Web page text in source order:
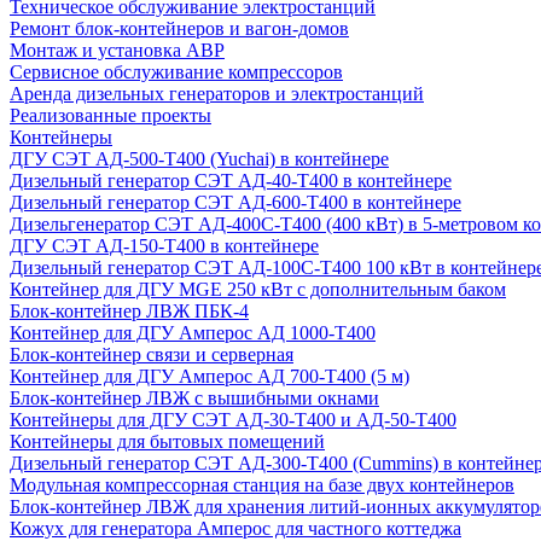
Техническое обслуживание электростанций
Ремонт блок-контейнеров и вагон-домов
Монтаж и установка АВР
Сервисное обслуживание компрессоров
Аренда дизельных генераторов и электростанций
Реализованные проекты
Контейнеры
ДГУ СЭТ АД-500-Т400 (Yuchai) в контейнере
Дизельный генератор СЭТ АД-40-Т400 в контейнере
Дизельный генератор СЭТ АД-600-Т400 в контейнере
Дизельгенератор СЭТ АД-400С-Т400 (400 кВт) в 5-метровом
ДГУ СЭТ АД-150-Т400 в контейнере
Дизельный генератор СЭТ АД-100С-Т400 100 кВт в
Контейнер для ДГУ MGE 250 кВт с дополнительным баком
Блок-контейнер ЛВЖ ПБК-4
Контейнер для ДГУ Амперос АД 1000-Т400
Блок-контейнер связи и серверная
Контейнер для ДГУ Амперос АД 700-Т400 (5 м)
Блок-контейнер ЛВЖ с вышибными окнами
Контейнеры для ДГУ СЭТ АД-30-Т400 и АД-50-Т400
Контейнеры для бытовых помещений
Дизельный генератор СЭТ АД-300-Т400 (Cummins) в
Модульная компрессорная станция на базе двух контейнеров
Блок-контейнер ЛВЖ для хранения литий-ионных
Кожух для генератора Амперос для частного коттеджа